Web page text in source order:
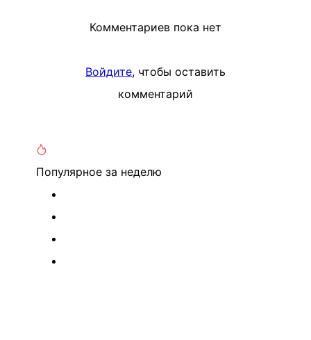
Комментариев пока нет
Войдите, чтобы оставить
комментарий
Популярное за неделю